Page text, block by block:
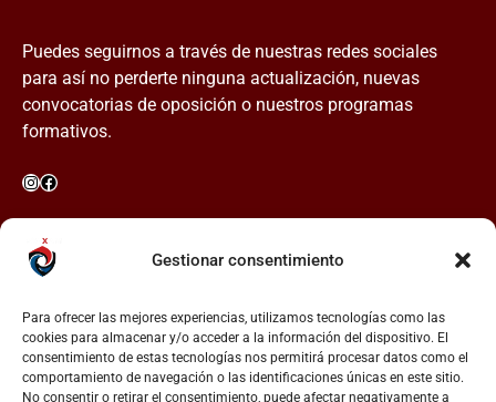
Gestionar consentimiento
Para ofrecer las mejores experiencias, utilizamos tecnologías como las
cookies para almacenar y/o acceder a la información del dispositivo. El
consentimiento de estas tecnologías nos permitirá procesar datos como el
comportamiento de navegación o las identificaciones únicas en este sitio.
No consentir o retirar el consentimiento, puede afectar negativamente a
Puedes seguirnos a través de nuestras redes sociales
para así no perderte ninguna actualización, nuevas
convocatorias de oposición o nuestros programas
formativos.
InstagramFacebook
Enlaces rápidos
Aviso legal.
Política de privacidad e imagen.